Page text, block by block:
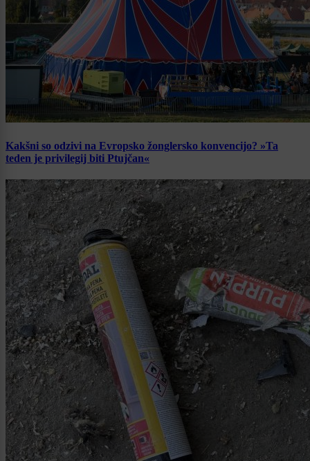
Kakšni so odzivi na Evropsko žonglersko konvencijo? »Ta
teden je privilegij biti Ptujčan«